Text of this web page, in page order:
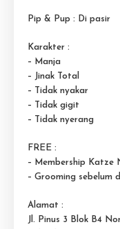
Pip & Pup : Di pasir
Karakter :
– Manja
– Jinak Total
– Tidak nyakar
– Tidak gigit
– Tidak nyerang
FREE :
– Membership Katze
– Grooming sebelum
Alamat :
Jl. Pinus 3 Blok B4